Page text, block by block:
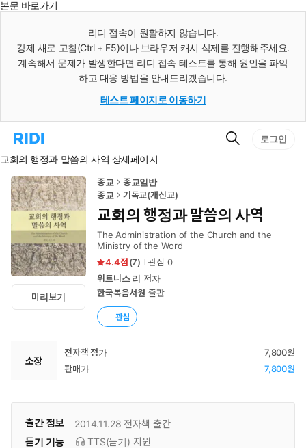
본문 바로가기
리디 접속이 원활하지 않습니다.
강제 새로 고침(Ctrl + F5)이나 브라우저 캐시 삭제를 진행해주세요.
계속해서 문제가 발생한다면 리디 접속 테스트를 통해 원인을 파악
하고 대응 방법을 안내드리겠습니다.
테스트 페이지로 이동하기
리
홈
로
이
동
검
로그인
교회의 행정과 말씀의 사역 상세페이지
미리보기
종교
종교일반
종교
기독교(개신교)
교회의 행정과 말씀의 사역
The Administration of the Church and the
Ministry of the Word
4.4
(7) 관심 0
위트니스 리 저자
한국복음서원 출판
관심
소장
전자책 정가
7,800원
판매가
7,800원
출간 정보 2014.11.28 전자책 출간
듣기 기능
TTS(듣기) 지원